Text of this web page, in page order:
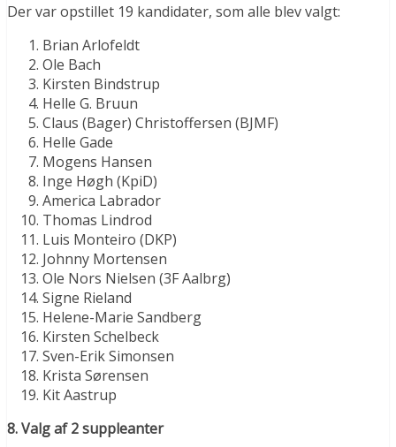
Der var opstillet 19 kandidater, som alle blev valgt:
Brian Arlofeldt
Ole Bach
Kirsten Bindstrup
Helle G. Bruun
Claus (Bager) Christoffersen (BJMF)
Helle Gade
Mogens Hansen
Inge Høgh (KpiD)
America Labrador
Thomas Lindrod
Luis Monteiro (DKP)
Johnny Mortensen
Ole Nors Nielsen (3F Aalbrg)
Signe Rieland
Helene-Marie Sandberg
Kirsten Schelbeck
Sven-Erik Simonsen
Krista Sørensen
Kit Aastrup
8. Valg af 2 suppleanter